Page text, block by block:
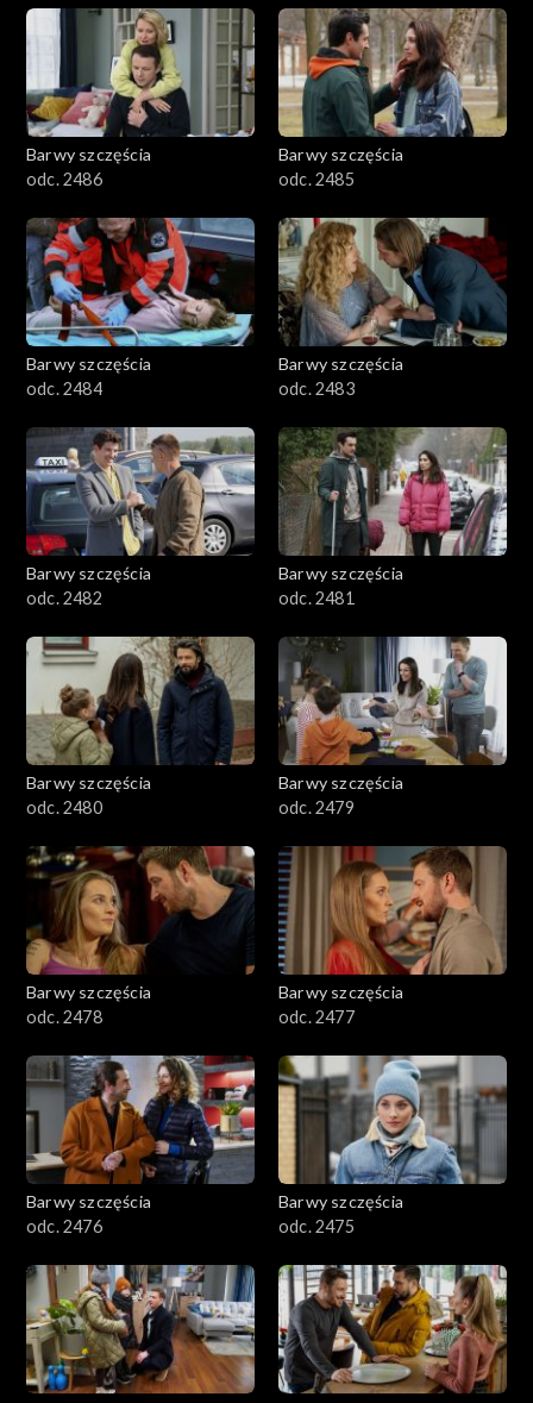
801–900
782–800
Barwy szczęścia
odc. 2486
Barwy szczęścia
odc. 2485
Barwy szczęścia
odc. 2484
Barwy szczęścia
odc. 2483
Barwy szczęścia
odc. 2482
Barwy szczęścia
odc. 2481
Barwy szczęścia
odc. 2480
Barwy szczęścia
odc. 2479
Barwy szczęścia
odc. 2478
Barwy szczęścia
odc. 2477
Barwy szczęścia
odc. 2476
Barwy szczęścia
odc. 2475